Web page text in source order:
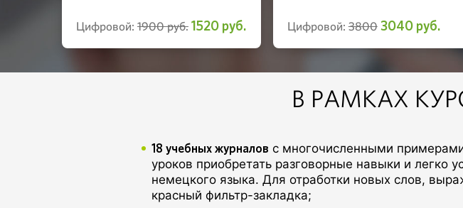
Цифровой: 1900 руб.1520 руб. Цифровой:38003040 руб.
В РАМКАХ
18 учебных журналов с многочисленными
уроков приобретать разговорные навыки и легко
немецкого языка. Для отработки новых слов,
красный фильтр-закладка;